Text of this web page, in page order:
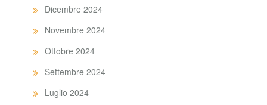
Dicembre 2024
Novembre 2024
Ottobre 2024
Settembre 2024
Luglio 2024